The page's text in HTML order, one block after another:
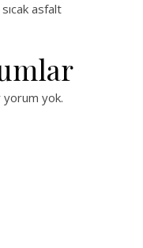
asfalt
yok.